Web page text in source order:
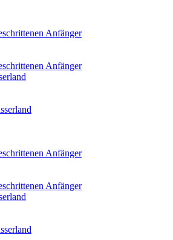
Anfänger
Anfänger
Anfänger
Anfänger